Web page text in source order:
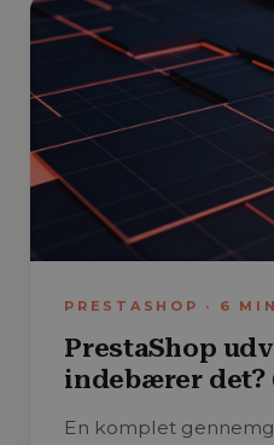
PRESTASHOP · 6 MIN
PrestaShop
indebærer det?
En komplet